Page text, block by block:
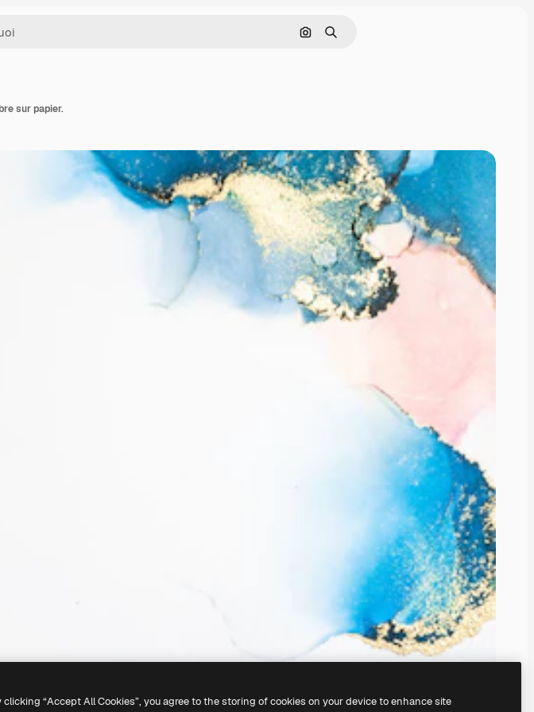
Rechercher par image
Rechercher
sur papier.
clicking “Accept All Cookies”, you agree to the storing of cookies on your device to enhance site